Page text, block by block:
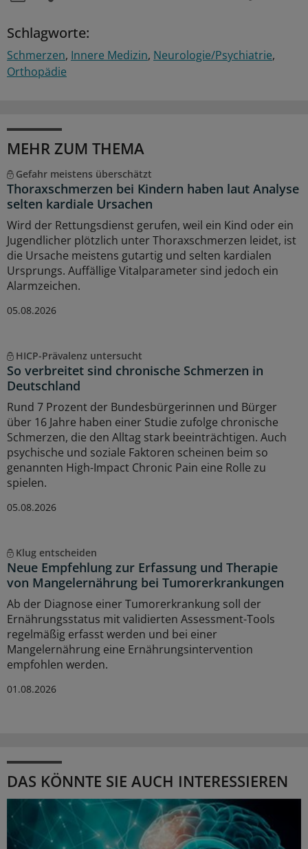
Schlagworte:
Schmerzen Innere Medizin Neurologie/Psychiatrie
Orthopädie
MEHR ZUM THEMA
Gefahr meistens überschätzt
Thoraxschmerzen bei Kindern haben laut Analyse
selten kardiale Ursachen
Wird der Rettungsdienst gerufen, weil ein Kind oder ein
Jugendlicher plötzlich unter Thoraxschmerzen leidet, ist
die Ursache meistens gutartig und selten kardialen
Ursprungs. Auffällige Vitalparameter sind jedoch ein
Alarmzeichen.
05.08.2026
HICP-Prävalenz untersucht
So verbreitet sind chronische Schmerzen in
Deutschland
Rund 7 Prozent der Bundesbürgerinnen und Bürger
über 16 Jahre haben einer Studie zufolge chronische
Schmerzen, die den Alltag stark beeinträchtigen. Auch
psychische und soziale Faktoren scheinen beim so
genannten High-Impact Chronic Pain eine Rolle zu
spielen.
05.08.2026
Klug entscheiden
Neue Empfehlung zur Erfassung und Therapie
von Mangelernährung bei Tumorerkrankungen
Ab der Diagnose einer Tumorerkrankung soll der
Ernährungsstatus mit validierten Assessment-Tools
regelmäßig erfasst werden und bei einer
Mangelernährung eine Ernährungsintervention
empfohlen werden.
01.08.2026
DAS KÖNNTE SIE AUCH INTERESSIEREN